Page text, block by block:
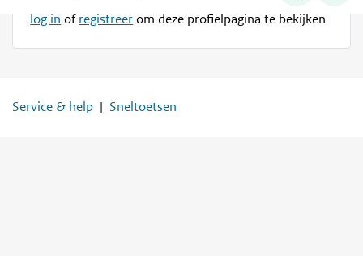
log in of registreer om deze profielpagina te bekijken
Service & help Sneltoetsen